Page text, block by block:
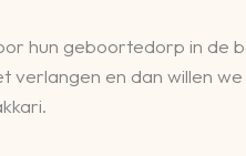
hun geboortedorp in de
en dan willen